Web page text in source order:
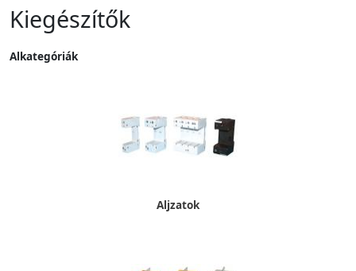
Kiegészítők
Alkategóriák
Aljzatok